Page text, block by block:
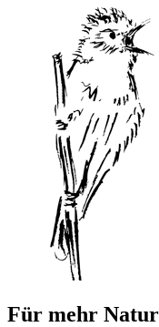
Für mehr